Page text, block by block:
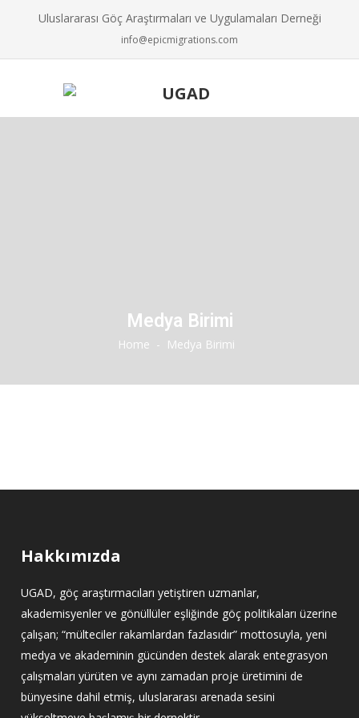
Uluslararası Göç Araştırmaları ve Uygulamaları Derneği
info@epicmigrations.com
Medya Birimi
Home - Medya Birimi
Hakkımızda
UGAD, göç araştırmacıları yetiştiren uzmanlar,
akademisyenler ve gönüllüler eşliğinde göç politikaları üzerine
çalışan; “mülteciler rakamlardan fazlasıdır” mottosuyla, yeni
medya ve akademinin gücünden destek alarak entegrasyon
çalışmaları yürüten ve aynı zamadan proje üretimini de
bünyesine dahil etmiş, uluslararası arenada sesini